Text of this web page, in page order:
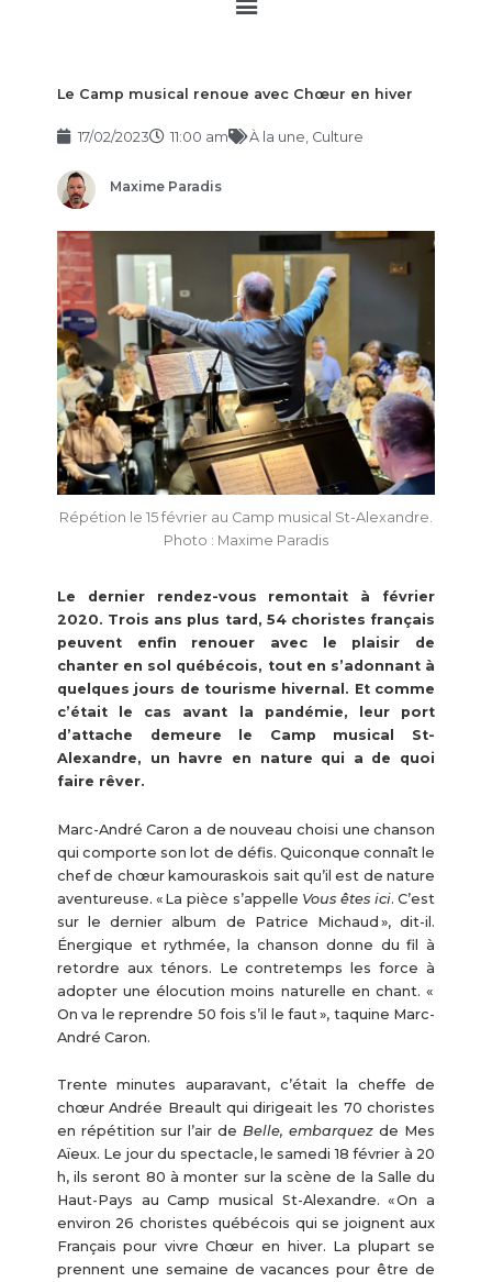
Le Camp musical renoue avec Chœur en hiver
17/02/2023 11:00 am À la une Culture
Maxime Paradis
Répétion le 15 février au Camp musical St-Alexandre.
Photo : Maxime Paradis
Le dernier rendez-vous remontait à février
2020. Trois ans plus tard, 54 choristes français
peuvent enfin renouer avec le plaisir de
chanter en sol québécois, tout en s’adonnant à
quelques jours de tourisme hivernal. Et comme
c’était le cas avant la pandémie, leur port
d’attache demeure le Camp musical St-
Alexandre, un havre en nature qui a de quoi
faire rêver.
Marc-André Caron a de nouveau choisi une chanson
qui comporte son lot de défis. Quiconque connaît le
chef de chœur kamouraskois sait qu’il est de nature
aventureuse. « La pièce s’appelle Vous êtes ici. C’est
sur le dernier album de Patrice Michaud », dit-il.
Énergique et rythmée, la chanson donne du fil à
retordre aux ténors. Le contretemps les force à
adopter une élocution moins naturelle en chant. «
On va le reprendre 50 fois s’il le faut », taquine Marc-
André Caron.
Trente minutes auparavant, c’était la cheffe de
chœur Andrée Breault qui dirigeait les 70 choristes
en répétition sur l’air de Belle, embarquez de Mes
Aïeux. Le jour du spectacle, le samedi 18 février à 20
h, ils seront 80 à monter sur la scène de la Salle du
Haut-Pays au Camp musical St-Alexandre. « On a
environ 26 choristes québécois qui se joignent aux
Français pour vivre Chœur en hiver. La plupart se
prennent une semaine de vacances pour être de